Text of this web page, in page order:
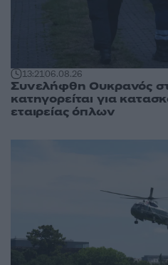
13:2106.08.26
Συνελήφθη Ουκρανός
κατηγορείται για
εταιρείας όπλων